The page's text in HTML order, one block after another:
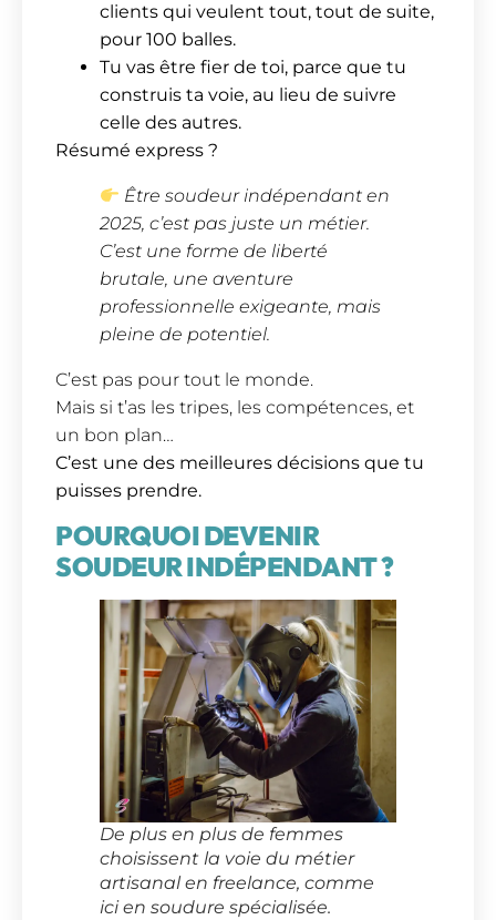
clients qui veulent tout, tout de suite,
pour 100 balles.
Tu vas être fier de toi, parce que tu
construis ta voie, au lieu de suivre
celle des autres.
Résumé express ?
Être soudeur indépendant en
2025, c’est pas juste un métier.
C’est une forme de liberté
brutale, une aventure
professionnelle exigeante, mais
pleine de potentiel.
C’est pas pour tout le monde.
Mais si t’as les tripes, les compétences, et
un bon plan…
C’est une des meilleures décisions que tu
puisses prendre.
POURQUOI DEVENIR
SOUDEUR INDÉPENDANT ?
De plus en plus de femmes
choisissent la voie du métier
artisanal en freelance, comme
ici en soudure spécialisée.